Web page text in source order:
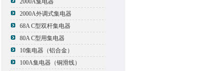
2000A集电器
2000A外调式集电器
68A C型双杆集电器
80A C型用集电器
10集电器（铝合金）
100A集电器（铜滑线）